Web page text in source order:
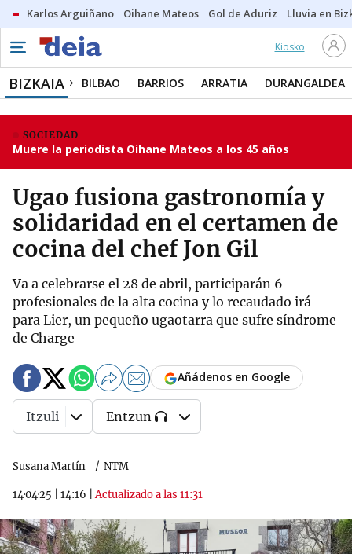
Karlos Arguiñano Oihane Mateos Gol de Aduriz Lluvia en
Kiosko
BIZKAIA BILBAO BARRIOS ARRATIA DURANGALDEA
SOCIEDAD
Muere la periodista Oihane Mateos a los 45 años
Ugao fusiona gastronomía y
solidaridad en el certamen de
cocina del chef Jon Gil
Va a celebrarse el 28 de abril, participarán 6
profesionales de la alta cocina y lo recaudado irá
para Lier, un pequeño ugaotarra que sufre síndrome
de Charge
Susana Martín NTM
14·04·25 14:16 |Actualizado a las 11:31
Añádenos en Google
Itzuli Entzun